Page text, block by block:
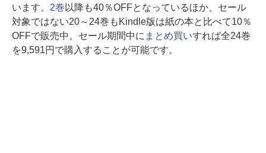
います。 2巻 以降も40％OFFとなっているほか、セール
対象ではない20～24巻もKindle版は紙の本と比べて10％
OFFで販売中。セール期間中に まとめ買いすれば全24巻
を9,591円で購入することが可能です。